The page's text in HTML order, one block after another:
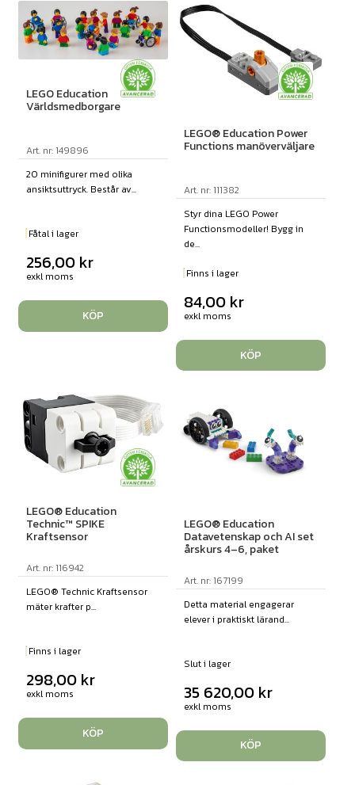
LEGO Education
Världsmedborgare
Art. nr: 149896
20 minifigurer med olika
ansiktsuttryck. Består av...
Fåtal i lager
256,00 kr
exkl moms
KÖP
LEGO® Education Power
Functions manöverväljare
Art. nr: 111382
Styr dina LEGO Power
Functionsmodeller! Bygg in
de...
Finns i lager
84,00 kr
exkl moms
KÖP
LEGO® Education
Technic™ SPIKE
Kraftsensor
Art. nr: 116942
LEGO® Technic Kraftsensor
mäter krafter p...
Finns i lager
298,00 kr
exkl moms
KÖP
LEGO® Education
Datavetenskap och AI set
årskurs 4–6, paket
Art. nr: 167199
Detta material engagerar
elever i praktiskt lärand...
Slut i lager
35 620,00 kr
exkl moms
KÖP